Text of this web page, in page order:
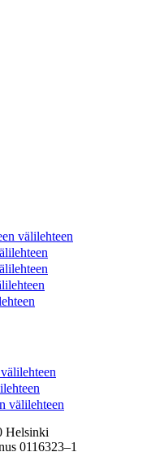
välilehteen
välilehteen
Helsinki
0116323–1